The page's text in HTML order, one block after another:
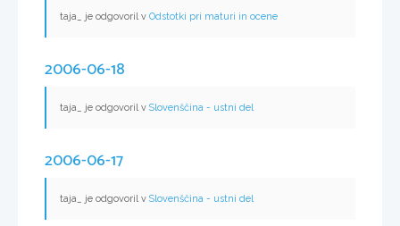
taja_ je odgovoril v Odstotki pri maturi in ocene
2006-06-18
taja_ je odgovoril v Slovenščina - ustni del
2006-06-17
taja_ je odgovoril v Slovenščina - ustni del